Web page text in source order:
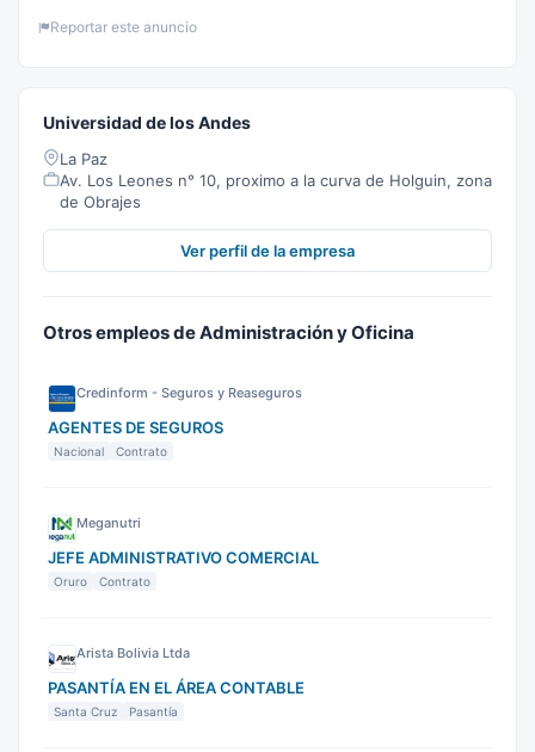
Reportar este anuncio
Universidad de los Andes
La Paz
Av. Los Leones n° 10, proximo a la curva de Holguin, zona
de Obrajes
Ver perfil de la empresa
Otros empleos de Administración y Oficina
Credinform - Seguros y Reaseguros
AGENTES DE SEGUROS
Nacional Contrato
Meganutri
JEFE ADMINISTRATIVO COMERCIAL
Oruro Contrato
Arista Bolivia Ltda
PASANTÍA EN EL ÁREA CONTABLE
Santa Cruz Pasantía